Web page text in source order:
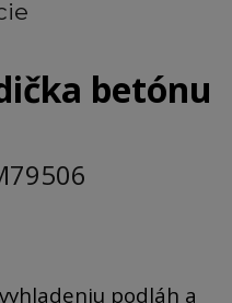
betónu
podláh a